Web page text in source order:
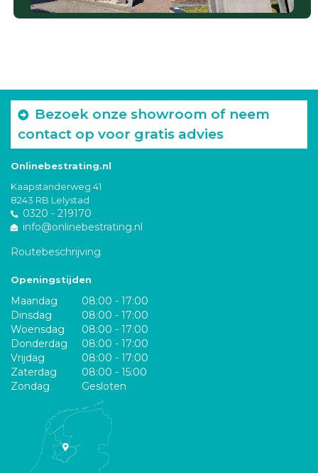
Bezoek onze showroom of neem
contact op voor gratis advies
Onlinebestrating.nl
Kaapstanderweg 41
8243 RB Lelystad
0320 - 219170
info@onlinebestrating.nl
Routebeschrijving
Openingstijden
Maandag
08:00 - 17:00
Dinsdag
08:00 - 17:00
Woensdag
08:00 - 17:00
Donderdag
08:00 - 17:00
Vrijdag
08:00 - 17:00
Zaterdag
08:00 - 15:00
Zondag
Gesloten